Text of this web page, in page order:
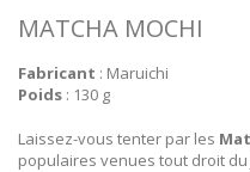
MATCHA MOCHI
Fabricant : Maruichi
Poids : 130 g
Laissez-vous tenter par les
populaires venues tout droit du